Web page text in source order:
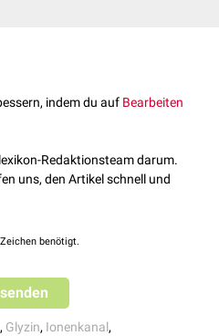
ionotropic glycine receptors
Actions of the Glycine Receptor β
Modulation of Ethanol in α2
subunit of the inhibitory glycine
disorder, hyperekplexia
& Böhm, S. Pharmakologie und
2016
indem du auf Bearbeiten
Redaktionsteam darum.
uns, den Artikel schnell und
benötigt.
, Glyzin, Ionenkanal,